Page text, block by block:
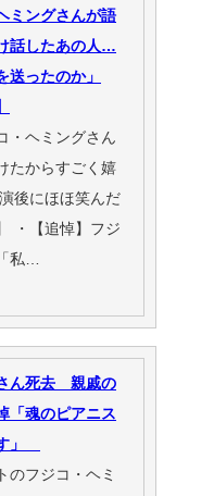
ミングさんが語
話したあの人…
送ったのか」
・ヘミングさん
たからすごく嬉
後にほほ笑んだ
・【追悼】フジ
私…
ん死去 親戚の
「魂のピアニス
」
フジコ・ヘミ